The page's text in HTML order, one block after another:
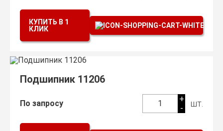
КУПИТЬ В 1
КЛИК
Подшипник 11206
По запросу 1
+
-
шт.